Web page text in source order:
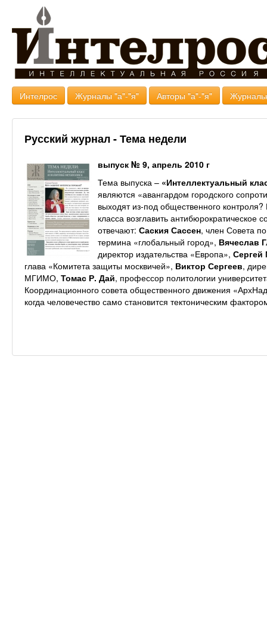
Интелрос Журналы "а"-"я" Авторы "а"-"я"
Русский журнал - Тема недели
выпуск № 9, апрель 2010 г
Тема выпуска – «Интеллектуальный
являются «авангардом городского
выходят из-под общественного
класса возглавить антибюрократическое
отвечают: Саския Сассен, член Совета
термина «глобальный город», Вячеслав
директор издательства «Европа», Сергей
глава «Комитета защиты москвичей», Виктор Сергеев,
МГИМО, Томас Р. Дай, профессор политологии
Координационного совета общественного движения
когда человечество само становится тектоническим